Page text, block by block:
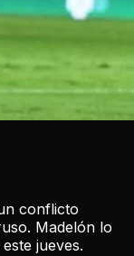
conflicto
Madelón lo
jueves.